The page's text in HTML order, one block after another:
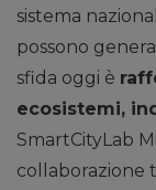
sistema
possono
sfida oggi è
ecosistemi,
SmartCityLab
collaborazione